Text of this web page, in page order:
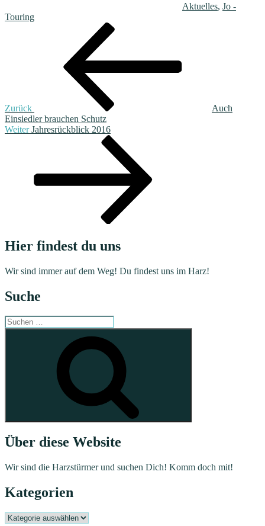
Aktuelles, Jo -
Touring
Beitragsnavigation
Zurück
Auch
Einsiedler brauchen Schutz
Nächster
Weiter Jahresrückblick 2016
Hier findest du uns
Wir sind immer auf dem Weg! Du findest uns im Harz!
Suche
Suchen
nach:
Über diese Website
Wir sind die Harzstürmer und suchen Dich! Komm doch mit!
Kategorien
Kategorien